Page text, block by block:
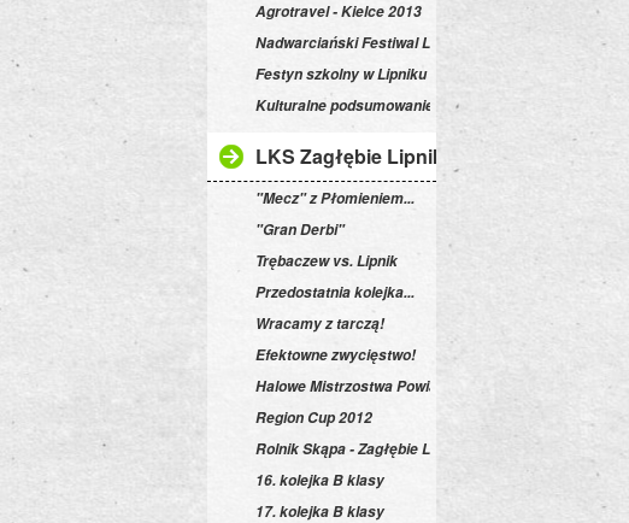
Agrotravel - Kielce 2013
Nadwarciański Festiwal Ludowy 2014
Festyn szkolny w Lipniku
Kulturalne podsumowanie
LKS Zagłębie Lipnik
"Mecz" z Płomieniem...
"Gran Derbi"
Trębaczew vs. Lipnik
Przedostatnia kolejka...
Wracamy z tarczą!
Efektowne zwycięstwo!
Halowe Mistrzostwa Powiatu
Region Cup 2012
Rolnik Skąpa - Zagłębie Lipnik czyli 15. kolejka B klasy
16. kolejka B klasy
17. kolejka B klasy